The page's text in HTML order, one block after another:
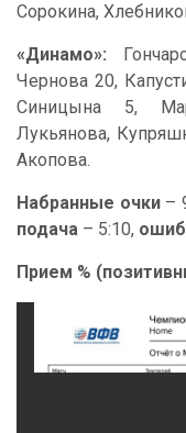
Сорокина,
«Динамо»:
Чернова 20,
Синицына 5,
Лукьянова,
Акопова.
Набранные очки–
подача – 5:10,
Прием %